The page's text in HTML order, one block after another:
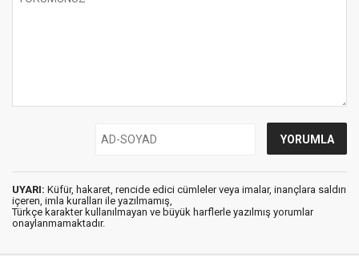
UYARI: Küfür, hakaret, rencide edici cümleler veya imalar, inançlara saldırı
içeren, imla kuralları ile yazılmamış,
Türkçe karakter kullanılmayan ve büyük harflerle yazılmış yorumlar
onaylanmamaktadır.